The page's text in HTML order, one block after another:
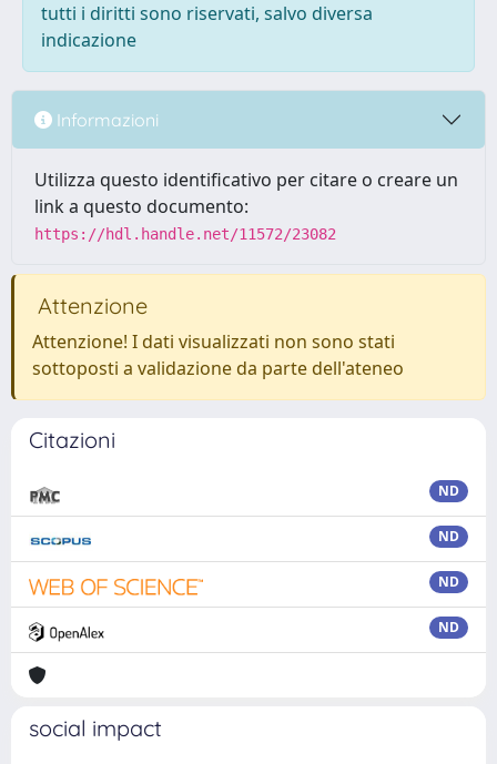
tutti i diritti sono riservati, salvo diversa
indicazione
Informazioni
Utilizza questo identificativo per citare o creare un
link a questo documento:
https://hdl.handle.net/11572/23082
Attenzione
Attenzione! I dati visualizzati non sono stati
sottoposti a validazione da parte dell'ateneo
Citazioni
ND
ND
ND
ND
social impact